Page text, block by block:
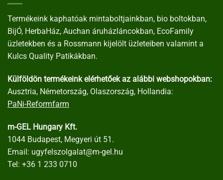
Termékeink kaphatóak mintaboltjainkban, bio boltokban,
BijÓ, HerbaHáz, Auchan áruházláncokban, EcoFamily
üzletekben és a Rossmann kijelölt üzleteiben valamint a
Kulcs Quality Patikákban.
Külföldön termékeink elérhetőek az alábbi webshopokban:
Ausztria, Németország, Olaszország, Hollandia:
PaNi-Reformfarm
m-GEL Hungary Kft.
1044 Budapest, Megyeri út 51.
Email: ugyfelszolgalat@m-gel.hu
Tel: +36 1 233 0710